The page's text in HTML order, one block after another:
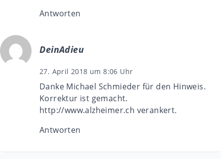
Antworten
DeinAdieu
27. April 2018 um 8:06 Uhr
Danke Michael Schmieder für den Hinweis.
Korrektur ist gemacht.
http://www.alzheimer.ch verankert.
Antworten